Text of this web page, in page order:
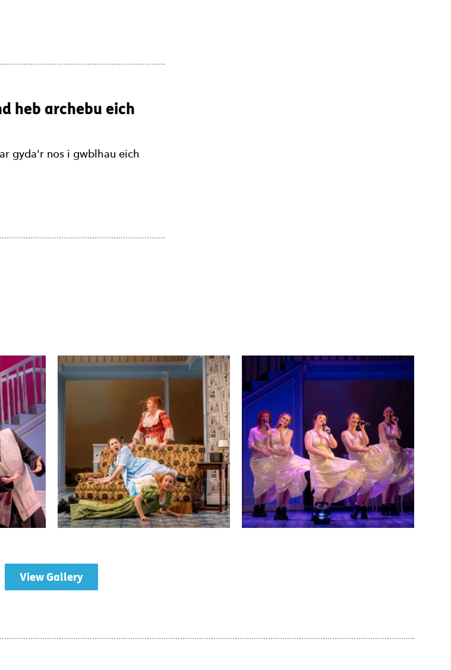
heb archebu eich
gyda'r nos i gwblhau eich
View Gallery